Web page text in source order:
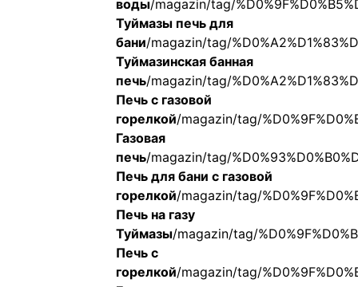
воды/magazin/tag/
Туймазы печь для
бани/magazin/tag/
Туймазинская банная
печь/magazin/tag/
Печь с газовой
горелкой/magazin/tag/
Газовая
печь/magazin/tag/
Печь для бани с газовой
горелкой/magazin/tag/
Печь на газу
Туймазы/magazin/tag/
Печь с
горелкой/magazin/tag/